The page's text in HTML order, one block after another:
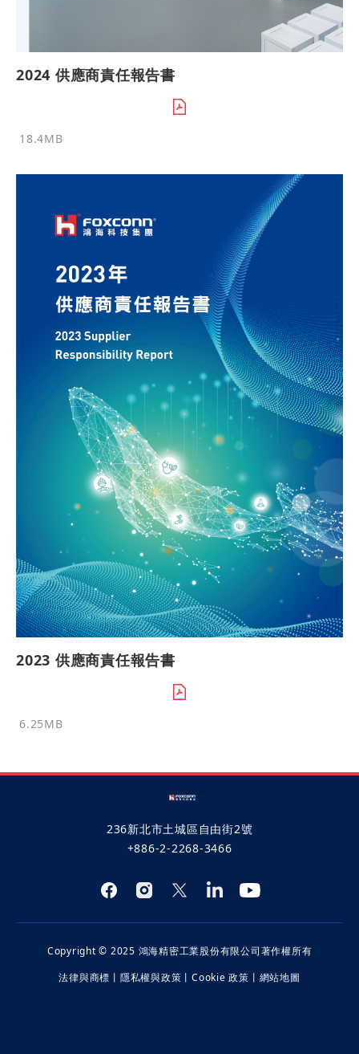
2024 供應商責任報告書
18.4MB
2023 供應商責任報告書​
6.25MB
236新北市土城區自由街2號
+886-2-2268-3466
Copyright © 2025 鴻海精密工業股份有限公司著作權所有
法律與商標 丨 隱私權與政策 丨Cookie 政策 丨 網站地圖